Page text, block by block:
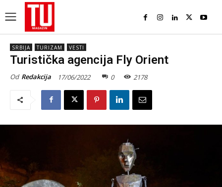
SRBIJA TURIZAM VESTI
Turistička agencija Fly Orient
Od Redakcija 17/06/2022 0 2178